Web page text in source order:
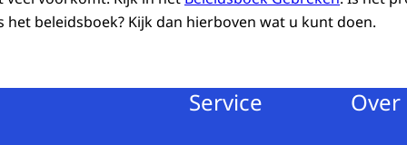
het beleidsboek? Kijk dan hierboven wat u kunt doen.
Service